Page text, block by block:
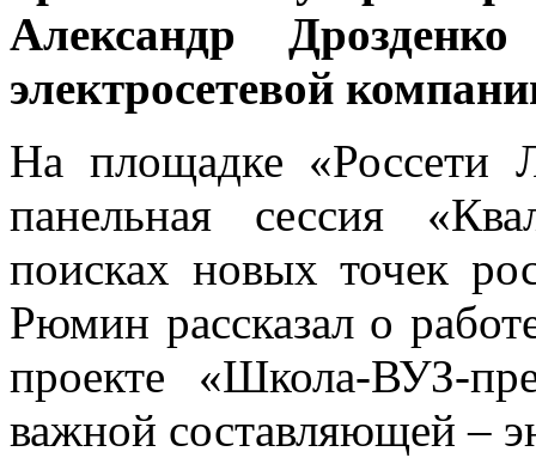
Александр
электросетевой
На площадке «Россети
панельная сессия
поисках новых точек
Рюмин рассказал о
проекте «Школа-ВУЗ-
важной составляющей –